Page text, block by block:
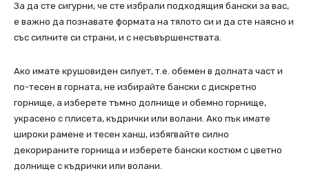
За да сте сигурни, че сте избрали подходящия бански за вас,
е важно да познавате формата на тялото си и да сте наясно и
със силните си страни, и с несъвършенствата.
Aкo имате крушовиден силует, т.е. обемен в долната част и
по-тесен в горната, не избирайте бански с дискретно
горнище, а изберете тъмно долнище и обемно горнище,
украсено с плисета, къдрички или волани. Ако пък имате
широки рамене и тесен ханш, избягвайте силно
декорираните горнища и изберете бански костюм с цветно
долнище с къдрички или волани.